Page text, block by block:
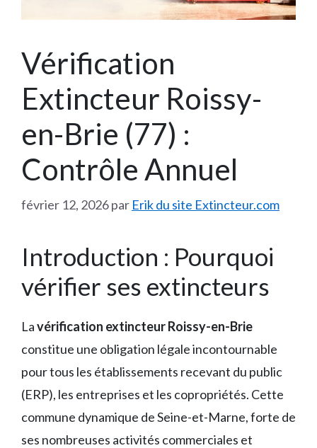
Vérification
Extincteur Roissy-
en-Brie (77) :
Contrôle Annuel
février 12, 2026par Erik du site Extincteur.com
Introduction : Pourquoi
vérifier ses extincteurs
Lavérification extincteur Roissy-en-Brie
constitue une obligation légale incontournable
pour tous les établissements recevant du public
(ERP), les entreprises et les copropriétés. Cette
commune dynamique de Seine-et-Marne, forte de
ses nombreuses activités commerciales et